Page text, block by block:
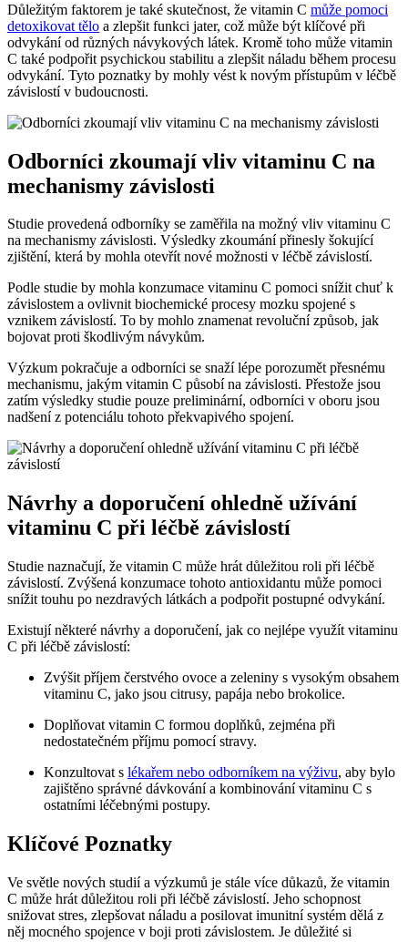
Důležitým faktorem je také skutečnost, že vitamin C může pomoci
detoxikovat tělo a zlepšit funkci jater, což může být klíčové při
odvykání od různých návykových látek. Kromě toho může vitamin
C také podpořit psychickou stabilitu a zlepšit náladu během procesu
odvykání. Tyto poznatky by mohly vést k novým přístupům v léčbě
závislostí v budoucnosti.
Odborníci zkoumají vliv vitaminu C na
mechanismy závislosti
Studie provedená odborníky se zaměřila na možný vliv vitaminu C
na mechanismy závislosti. Výsledky zkoumání přinesly šokující
zjištění, která by mohla otevřít nové možnosti v léčbě závislostí.
Podle studie by mohla konzumace vitaminu C pomoci snížit chuť k
závislostem a ovlivnit biochemické procesy mozku spojené s
vznikem závislostí. To by mohlo znamenat revoluční způsob, jak
bojovat proti škodlivým návykům.
Výzkum pokračuje a odborníci se snaží lépe porozumět přesnému
mechanismu, jakým vitamin C působí na závislosti. Přestože jsou
zatím výsledky studie pouze preliminární, odborníci v oboru jsou
nadšení z potenciálu tohoto překvapivého spojení.
Návrhy a doporučení ohledně užívání
vitaminu C při léčbě závislostí
Studie naznačují, že vitamin C může hrát důležitou roli při léčbě
závislostí. Zvýšená konzumace tohoto antioxidantu může pomoci
snížit touhu po nezdravých látkách a podpořit postupné odvykání.
Existují některé návrhy a doporučení, jak co nejlépe využít vitaminu
C při léčbě závislostí:
Zvýšit příjem čerstvého ovoce a zeleniny s vysokým obsahem
vitaminu C, jako jsou citrusy, papája nebo brokolice.
Doplňovat vitamin C formou doplňků, zejména při
nedostatečném příjmu pomocí stravy.
Konzultovat s lékařem nebo odborníkem na výživu, aby bylo
zajištěno správné dávkování a kombinování vitaminu C s
ostatními léčebnými postupy.
Klíčové Poznatky
Ve světle nových studií a výzkumů je stále více důkazů, že vitamin
C může hrát důležitou roli při léčbě závislostí. Jeho schopnost
snižovat stres, zlepšovat náladu a posilovat imunitní systém dělá z
něj mocného spojence v boji proti závislostem. Je důležité si